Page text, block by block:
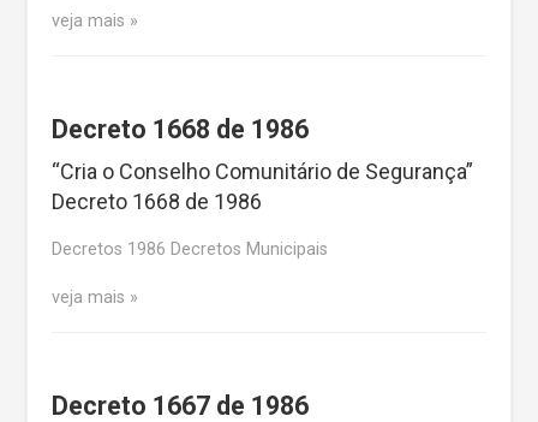
veja mais
Decreto 1668 de 1986
“Cria o Conselho Comunitário de Segurança”
Decreto 1668 de 1986
Decretos 1986 Decretos Municipais
veja mais
Decreto 1667 de 1986